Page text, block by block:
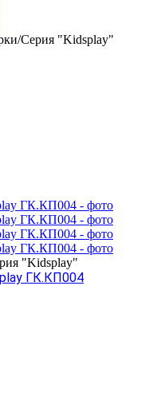
Серия "Kidsplay"
"Kidsplay"
ГК.КП004